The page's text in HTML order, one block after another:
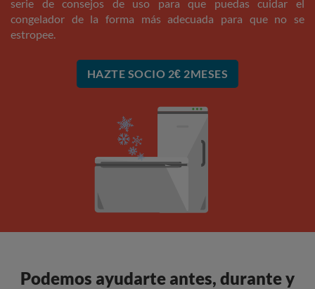
serie de consejos de uso para que puedas cuidar el
congelador de la forma más adecuada para que no se
estropee.
HAZTE SOCIO 2€ 2MESES
Podemos ayudarte antes, durante y